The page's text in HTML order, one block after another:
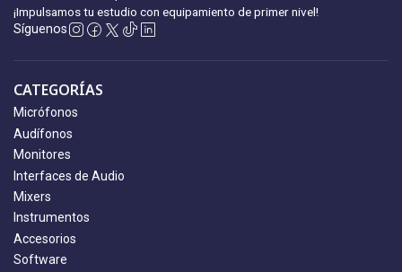
¡Impulsamos tu estudio con equipamiento de primer nivel!
Síguenos
CATEGORÍAS
Micrófonos
Audífonos
Monitores
Interfaces de Audio
Mixers
Instrumentos
Accesorios
Software